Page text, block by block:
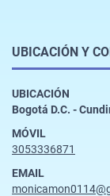
UBICACIÓN Y
UBICACIÓN
Bogotá D.C. -
MÓVIL
3053336871
EMAIL